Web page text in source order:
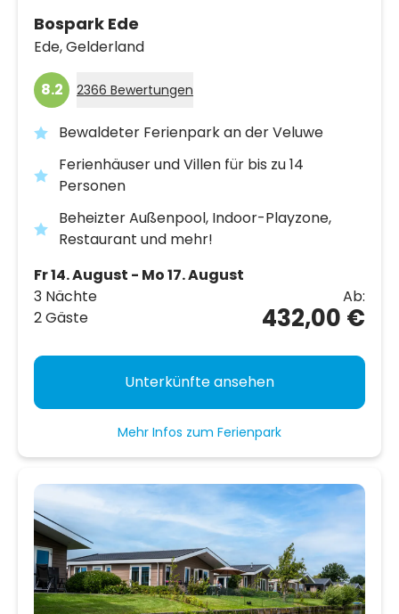
Bospark Ede
Ede,Gelderland
8.2 2366 Bewertungen
Bewaldeter Ferienpark an der Veluwe
Ferienhäuser und Villen für bis zu 14
Personen
Beheizter Außenpool, Indoor-Playzone,
Restaurant und mehr!
Fr 14. August - Mo 17. August
3 Nächte
2 Gäste
Ab:
432,00 €
Unterkünfte ansehen
Mehr Infos zum Ferienpark